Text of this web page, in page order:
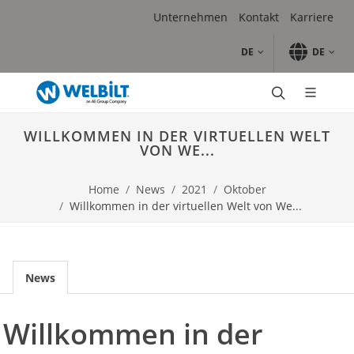
Skip to Region Selector, the current region is Deutschland.
Skip to Language Selector, the current language is German
Unternehmen Kontakt Karriere
DE DE
Produkte
Multifunktionskochsystem
High-Speed Öfen
Fritteusen
Grills
Schankanlagen
Schnellkühler & Schockfroster
Spülmaschinen
Marken
WILLKOMMEN IN DER VIRTUELLEN WELT
VON WE...
Home News 2021
Oktober
Willkommen in der virtuellen Welt von We...
News
Willkommen in der